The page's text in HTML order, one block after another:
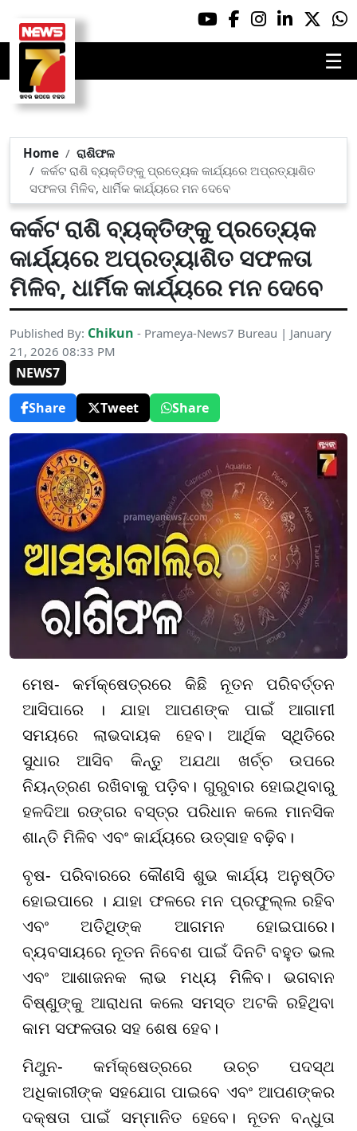
☰
Home
ରାଶିଫଳ
କର୍କଟ ରାଶି ବ୍ୟକ୍ତିଙ୍କୁ ପ୍ରତ୍ୟେକ କାର୍ଯ୍ୟରେ ଅପ୍ରତ୍ୟାଶିତ
ସଫଳତା ମିଳିବ, ଧାର୍ମିକ କାର୍ଯ୍ୟରେ ମନ ଦେବେ
କର୍କଟ ରାଶି ବ୍ୟକ୍ତିଙ୍କୁ ପ୍ରତ୍ୟେକ
କାର୍ଯ୍ୟରେ ଅପ୍ରତ୍ୟାଶିତ ସଫଳତା
ମିଳିବ, ଧାର୍ମିକ କାର୍ଯ୍ୟରେ ମନ ଦେବେ
Published By: Chikun - Prameya-News7 Bureau | January
21, 2026 08:33 PM
NEWS7
Share
Tweet Share
ମେଷ- କର୍ମକ୍ଷେତ୍ରରେ କିଛି ନୂତନ ପରିବର୍ତ୍ତନ
ଆସିପାରେ । ଯାହା ଆପଣଙ୍କ ପାଇଁ ଆଗାମୀ
ସମୟରେ ଲାଭଦାୟକ ହେବ। ଆର୍ଥିକ ସ୍ଥିତିରେ
ସୁଧାର ଆସିବ କିନ୍ତୁ ଅଯଥା ଖର୍ଚ୍ଚ ଉପରେ
ନିୟନ୍ତ୍ରଣ ରଖିବାକୁ ପଡ଼ିବ। ଗୁରୁବାର ହୋଇଥିବାରୁ
ହଳଦିଆ ରଙ୍ଗର ବସ୍ତ୍ର ପରିଧାନ କଲେ ମାନସିକ
ଶାନ୍ତି ମିଳିବ ଏବଂ କାର୍ଯ୍ୟରେ ଉତ୍ସାହ ବଢ଼ିବ।
ବୃଷ- ପରିବାରରେ କୌଣସି ଶୁଭ କାର୍ଯ୍ୟ ଅନୁଷ୍ଠିତ
ହୋଇପାରେ । ଯାହା ଫଳରେ ମନ ପ୍ରଫୁଲ୍ଲ ରହିବ
ଏବଂ ଅତିଥିଙ୍କ ଆଗମନ ହୋଇପାରେ।
ବ୍ୟବସାୟରେ ନୂତନ ନିବେଶ ପାଇଁ ଦିନଟି ବହୁତ ଭଲ
ଏବଂ ଆଶାଜନକ ଲାଭ ମଧ୍ୟ ମିଳିବ। ଭଗବାନ
ବିଷ୍ଣୁଙ୍କୁ ଆରାଧନା କଲେ ସମସ୍ତ ଅଟକି ରହିଥିବା
କାମ ସଫଳତାର ସହ ଶେଷ ହେବ।
ମିଥୁନ- କର୍ମକ୍ଷେତ୍ରରେ ଉଚ୍ଚ ପଦସ୍ଥ
ଅଧିକାରୀଙ୍କ ସହଯୋଗ ପାଇବେ ଏବଂ ଆପଣଙ୍କର
ଦକ୍ଷତା ପାଇଁ ସମ୍ମାନିତ ହେବେ। ନୂତନ ବନ୍ଧୁତା